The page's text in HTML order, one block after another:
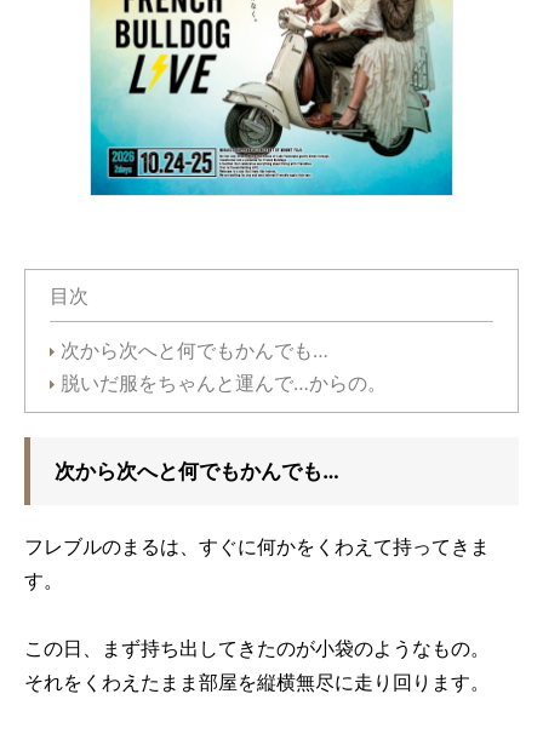
目次
次から次へと何でもかんでも…
脱いだ服をちゃんと運んで…からの。
次から次へと何でもかんでも…
フレブルのまるは、すぐに何かをくわえて持ってきま
す。
この日、まず持ち出してきたのが小袋のようなもの。
それをくわえたまま部屋を縦横無尽に走り回ります。